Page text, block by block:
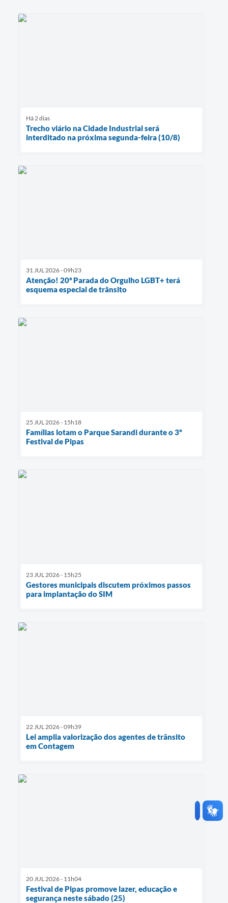
Há 2 dias
Trecho viário na Cidade Industrial será
interditado na próxima segunda-feira (10/8)
31 JUL 2026 - 09h23
Atenção! 20ª Parada do Orgulho LGBT+ terá
esquema especial de trânsito
25 JUL 2026 - 15h18
Famílias lotam o Parque Sarandi durante o 3º
Festival de Pipas
23 JUL 2026 - 15h25
Gestores municipais discutem próximos passos
para implantação do SIM
22 JUL 2026 - 09h39
Lei amplia valorização dos agentes de trânsito
em Contagem
20 JUL 2026 - 11h04
Festival de Pipas promove lazer, educação e
segurança neste sábado (25)